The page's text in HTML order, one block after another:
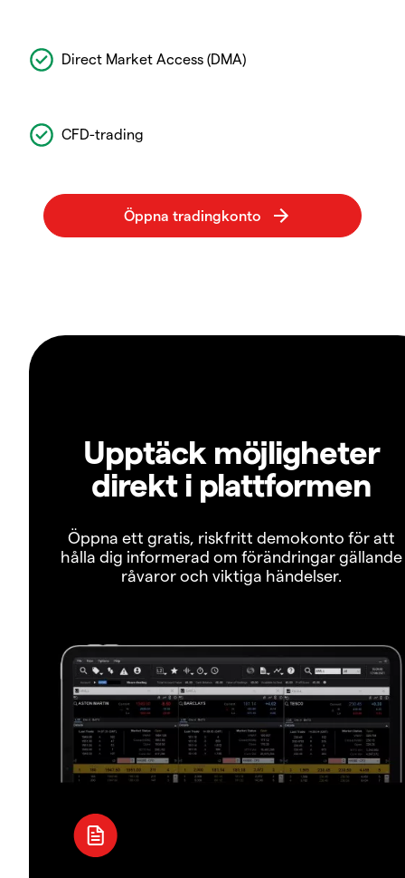
Direct Market Access (DMA)
CFD-trading
Upptäck möjligheter
direkt i plattformen
Öppna ett gratis, riskfritt demokonto för att
hålla dig informerad om förändringar gällande
råvaror och viktiga händelser.